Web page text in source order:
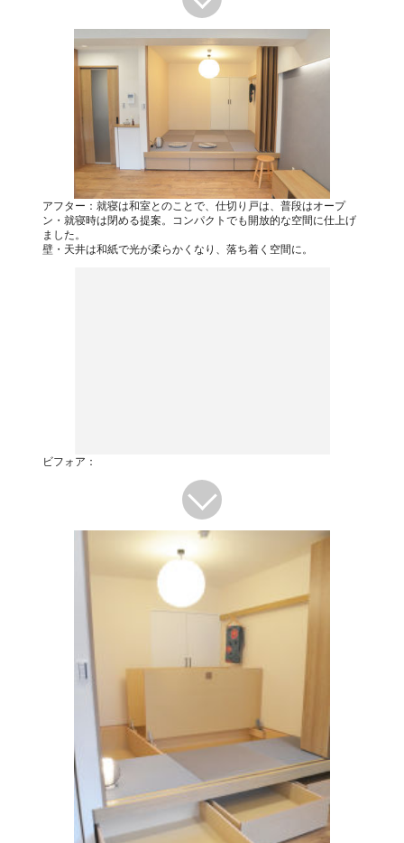
アフター：就寝は和室とのことで、仕切り戸は、普段はオープ
ン・就寝時は閉める提案。コンパクトでも開放的な空間に仕上げ
ました。
壁・天井は和紙で光が柔らかくなり、落ち着く空間に。
ビフォア：